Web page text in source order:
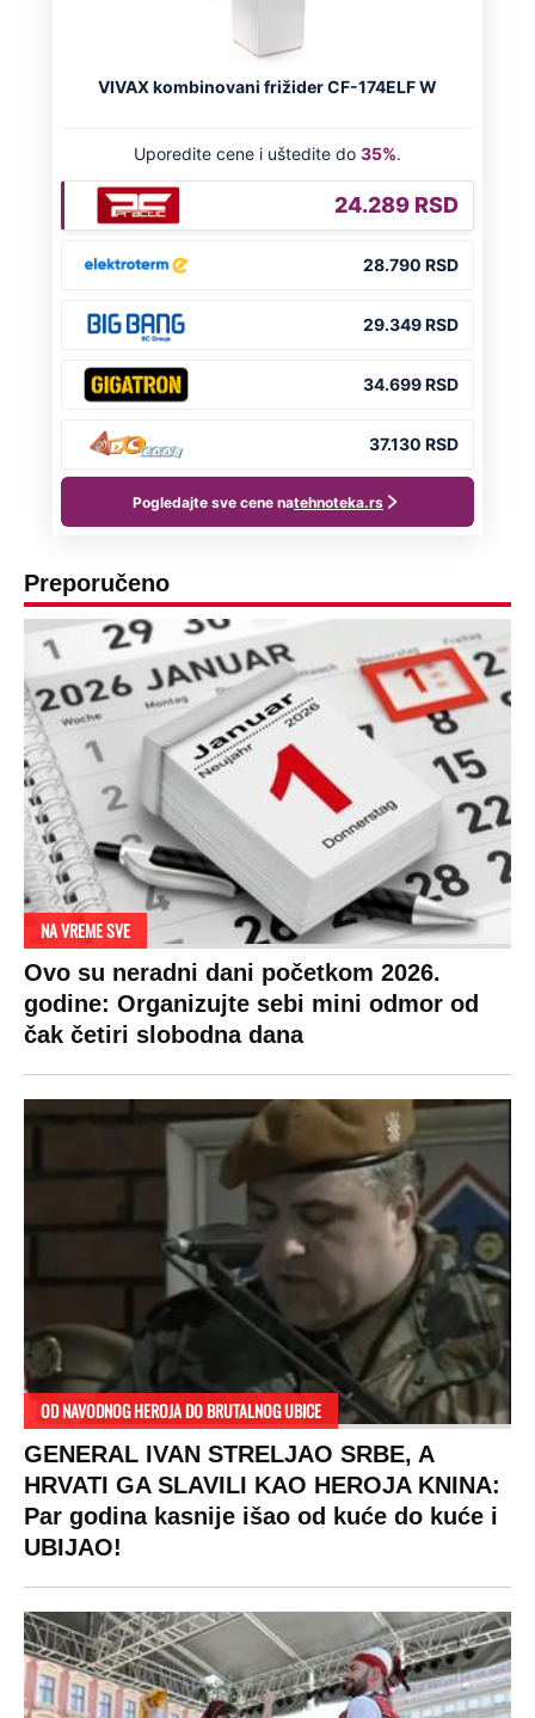
Preporučeno
NA VREME SVE
Ovo su neradni dani početkom 2026.
godine: Organizujte sebi mini odmor od
čak četiri slobodna dana
OD NAVODNOG HEROJA DO BRUTALNOG UBICE
GENERAL IVAN STRELJAO SRBE, A
HRVATI GA SLAVILI KAO HEROJA KNINA:
Par godina kasnije išao od kuće do kuće i
UBIJAO!